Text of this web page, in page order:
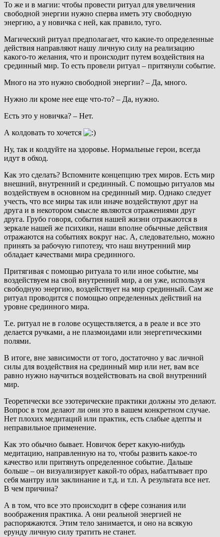
То же и в магии: чтобы провести ритуал для увеличения
свободной энергии нужно сперва иметь эту свободную
энергию, а у новичка с ней, как правило, туго.
Магический ритуал предполагает, что какие-то определенные
действия направляют нашу личную силу на реализацию
какого-то желания, что и происходит путем воздействия на
срединный мир. То есть провели ритуал – притянули событие.
Много на это нужно свободной энергии? – Да, много.
Нужно ли кроме нее еще что-то? – Да, нужно.
Есть это у новичка? – Нет.
А колдовать то хочется
Ну, так и колдуйте на здоровье. Нормальные герои, всегда
идут в обход.
Как это сделать? Вспомните концепцию трех миров. Есть мир
внешний, внутренний и срединный. С помощью ритуалов мы
воздействуем в основном на срединный мир. Однако следует
учесть, что все миры так или иначе воздействуют друг на
друга и в некотором смысле являются отражениями друг
друга. Грубо говоря, события нашей жизни отражаются в
зеркале нашей же психики, наши вполне обычные действия
отражаются на событиях вокруг нас. А, следовательно, можно
принять за рабочую гипотезу, что наш внутренний мир
обладает качествами мира срединного.
Притягивая с помощью ритуала то или иное событие, мы
воздействуем на свой внутренний мир, а он уже, используя
свободную энергию, воздействует на мир срединный. Сам же
ритуал проводится с помощью определенных действий на
уровне срединного мира.
Т.е. ритуал не в голове осуществляется, а в реале и все это
делается ручками, а не плазмоидами или энергетическими
полями.
В итоге, вне зависимости от того, достаточно у вас личной
силы для воздействия на срединный мир или нет, вам все
равно нужно научиться воздействовать на свой внутренний
мир.
Теоретически все эзотерические практики должны это делают.
Вопрос в том делают ли они это в вашем конкретном случае.
Нет плохих медитаций или практик, есть слабые адепты и
неправильное применение.
Как это обычно бывает. Новичок берет какую-нибудь
медитацию, направленную на то, чтобы развить какое-то
качество или притянуть определенное событие. Дальше
больше – он визуализирует какой-то образ, набалтывает про
себя мантру или заклинание и т.д. и т.п. А результата все нет.
В чем причина?
А в том, что все это происходит в сфере сознания или
воображения практика. А они реальной энергией не
распоряжаются. Этим тело занимается, и оно на всякую
ерунду личную силу тратить не станет.